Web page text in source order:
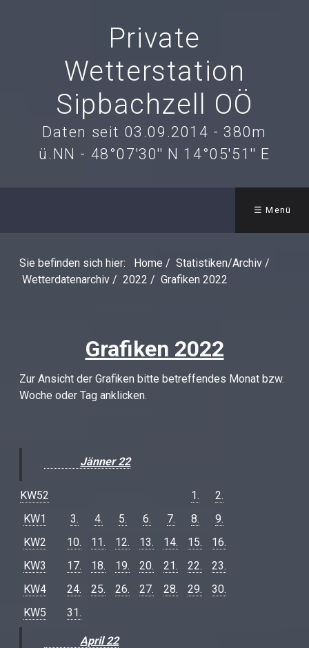
Private
Wetterstation
Sipbachzell OÖ
Daten seit 03.09.2014 - 380m
ü.NN - 48°07'30'' N 14°05'51'' E
☰ Menü
Sie befinden sich hier: Home / Statistiken/Archiv /
Wetterdatenarchiv / 2022 / Grafiken 2022
Grafiken 2022
Zur Ansicht der Grafiken bitte betreffendes Monat bzw.
Woche oder Tag anklicken.
Jänner 22
KW52 1.
2.
KW1
3. 4. 5. 6. 7. 8.
9.
KW2
10. 11. 12. 13. 14. 15.
16.
KW3
17. 18. 19. 20. 21. 22.
23.
KW4
24. 25. 26. 27. 28. 29.
30.
KW5
31.
April 22